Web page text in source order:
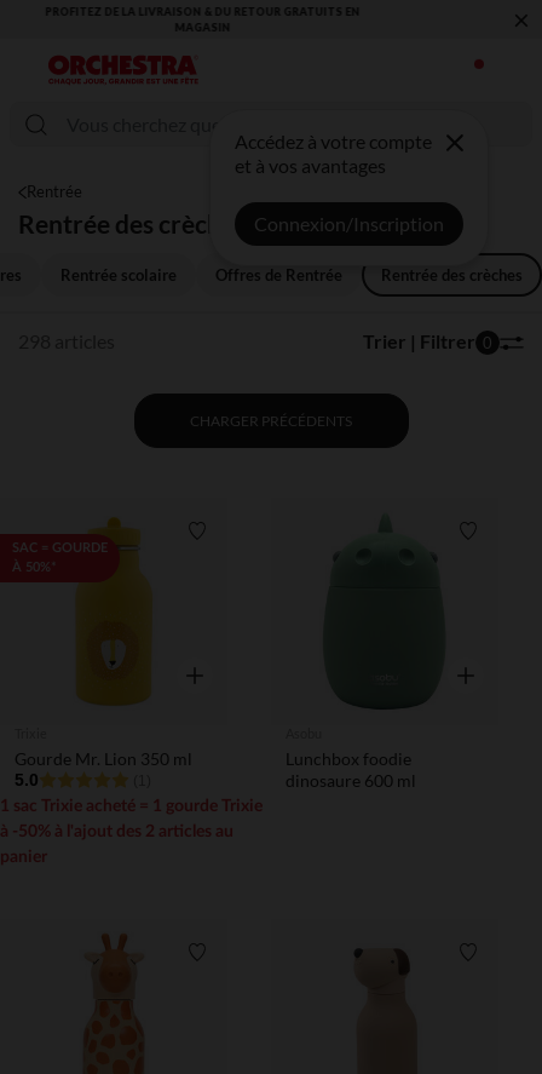
VOUS ALLEZ ADORER LA RENTRÉE ! DÉCOUVREZ LA NOUVELLE
COLLECTION !
×
Accédez à votre compte
et à vos avantages
Connexion/Inscription
Rentrée
Rentrée des crèches
Rentrée scolaire Offres de Rentrée Rentrée des crèches
Trier | Filtrer 0
CHARGER PRÉCÉDENTS
SAC = GOURDE
À 50%*
Aperçu rapide
Gourde Mr. Lion 350 ml
5.0
1 sac Trixie acheté = 1 gourde Trixie
à -50% à l'ajout des 2 articles au
panier
Aperçu
Lunchbox foodie
dinosaure 600 ml